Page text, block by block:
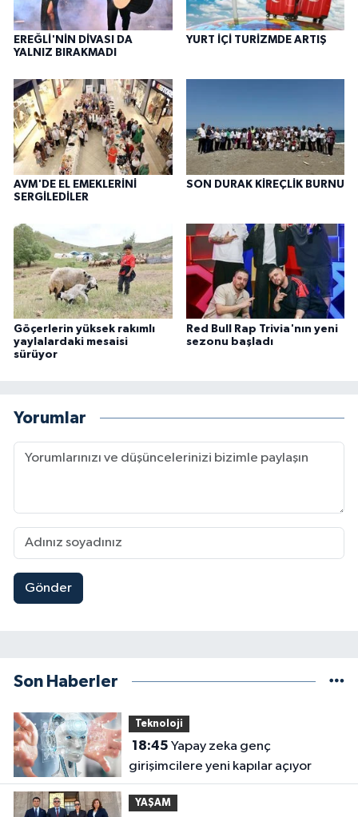
EREĞLİ'NİN DİVASI DA
YALNIZ BIRAKMADI
YURT İÇİ TURİZMDE ARTIŞ
AVM'DE EL EMEKLERİNİ
SERGİLEDİLER
SON DURAK KİREÇLİK BURNU
Göçerlerin yüksek rakımlı
yaylalardaki mesaisi
sürüyor
Red Bull Rap Trivia'nın yeni
sezonu başladı
Yorumlar
Gönder
Son Haberler
Teknoloji
18:45
girişimcilere yeni kapılar açıyor
YAŞAM